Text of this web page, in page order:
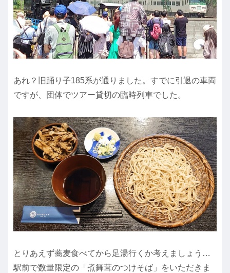
あれ？旧踊り子185系が通りました。すでに引退の車両
ですが、団体でツアー貸切の臨時列車でした。
とりあえず蕎麦食べてから足湯行くか考えましょう…
駅前で数量限定の「煮舞茸のつけそば」をいただきま